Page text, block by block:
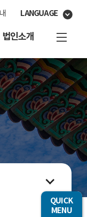
QUICK
MENU
LANGUAGE
법인소개